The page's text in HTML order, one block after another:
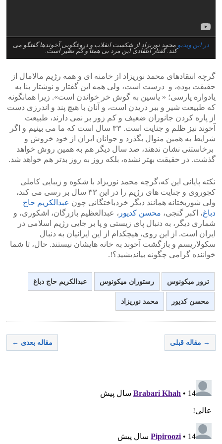
در این ویدیو محمد نوریزاد از شکست انقلاب و دروغگویی آخوندها گفتگو می
کند. گفتار انتقادی این مرد بی همتا و کم نظیر است.
گرچه انتقادهای محمد نوریزاد از خامنه ای و همه رژیم مالامال از
حقیقت بوده، و درست است، ولی همه این گفتار و نوشتار بنا به
یادواره پارسی؛ « یاسین به گوش خر خواندن است». زیرا همانگونه
که طبیعت شیر و ببر دریدن است، و آنان با هیچ پند و اندرزی دست
از پاره کردن جانوران ضعیف و کم زور بر نمی دارند، طبیعت
آخوند نیز ظلم و جنایت است. ۳۳ سال است که ما می بینیم و اگر
شرایط به همین منوال بگذرد و جوانان ایران از خود خروش و
برخاستنی نشان ندهند، صد سال دیگر هم به همین روش خواهد
گذشت. در حقیقت بهتر نشده، بلکه روز به روز بدتر هم خواهد شد.
نکته پایانی این که،گرچه محمد نوریزاد با شکوه و زیبایی کاملی
کجوروی و جنایت های رژیم را در این ۳۳ سال بر رسی می کند،
ولی شوربختانه همانند دیگر خردباختگانی چون عبدالکریم حاج
دباغ، اکبر گنجی، محسن کدیور ، عبدالعظیم بازرگان، اشکوری، و
شماری دیگر، به دنبال پای زیستی و پا بر جایی رژیم اسلامی در
ایران است. از این روی، هیچکدام از این ایرانیان به دنبال
سکولاریسم و بازگشت آخوند به خانه هایشان نیستند. حال، تا شما
خواننده گرامی چگونه بیاندیشید؟!.
ترور میکونوس رستوران میکونوس عبدالکریم حاج دباغ
محسن کدیور محمد نوریزاد
→ مقاله قبلی مقاله بعدی ←